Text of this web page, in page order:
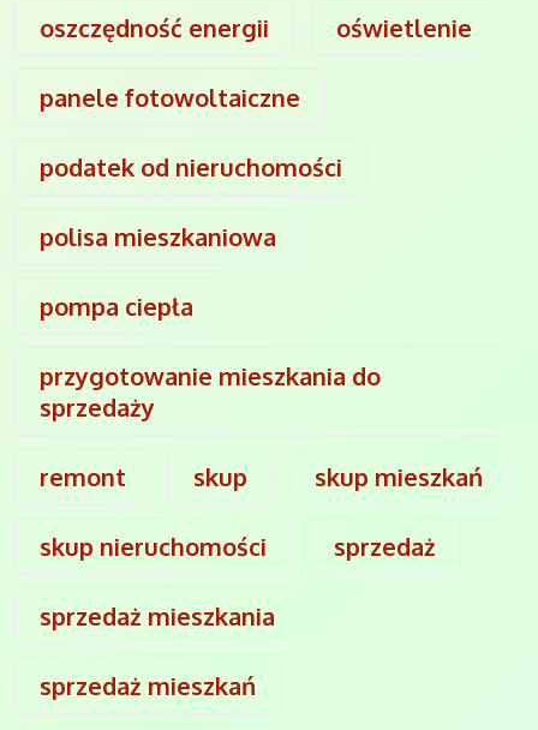
oszczędność energii oświetlenie
panele fotowoltaiczne
podatek od nieruchomości
polisa mieszkaniowa
pompa ciepła
przygotowanie mieszkania do
sprzedaży
remont skup skup mieszkań
skup nieruchomości sprzedaż
sprzedaż mieszkania
sprzedaż mieszkań